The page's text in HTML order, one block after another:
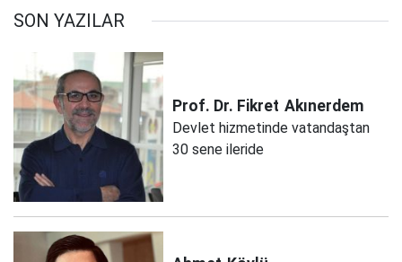
SON YAZILAR
Prof. Dr. Fikret Akınerdem
Devlet hizmetinde vatandaştan
30 sene ileride